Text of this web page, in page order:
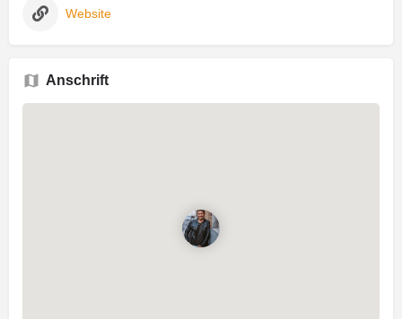
Website
Anschrift